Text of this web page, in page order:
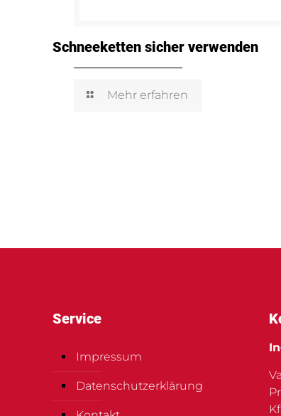
Schneeketten sicher verwenden
Mehr erfahren
Service
Impressum
Datenschutzerklärung